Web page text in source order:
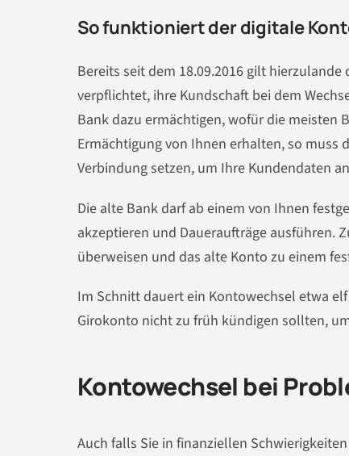
So funktioniert der digitale
Bereits seit dem 18.09.2016 gilt hierzulande
verpflichtet, ihre Kundschaft bei dem
Bank dazu ermächtigen, wofür die meisten
Ermächtigung von Ihnen erhalten, so muss
Verbindung setzen, um Ihre Kundendaten
Die alte Bank darf ab einem von Ihnen
akzeptieren und Daueraufträge ausführen.
überweisen und das alte Konto zu einem
Im Schnitt dauert ein Kontowechsel etwa
Girokonto nicht zu früh kündigen sollten,
Kontowechsel bei
Auch falls Sie in finanziellen